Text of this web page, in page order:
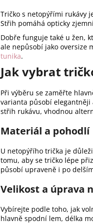
Tričko s netopýřími rukávy
Střih pomáhá opticky
Dobře funguje také u žen,
ale nepůsobí jako oversize
tunika.
Jak vybrat
Při výběru se zaměřte
varianta působí elegantněji
střih rukávu, vhodnou
Materiál a pohodlí
U netopýřího trička je
tomu, aby se tričko lépe
působí upraveně i po
Velikost a úprava
Vybírejte podle toho, jak
hlavně spodní lem, délka